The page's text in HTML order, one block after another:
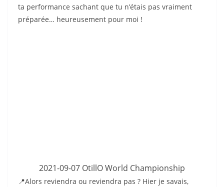
ta performance sachant que tu n’étais pas vraiment
préparée… heureusement pour moi !
2021-09-07 OtillO World Championship
📍Alors reviendra ou reviendra pas ? Hier je savais,